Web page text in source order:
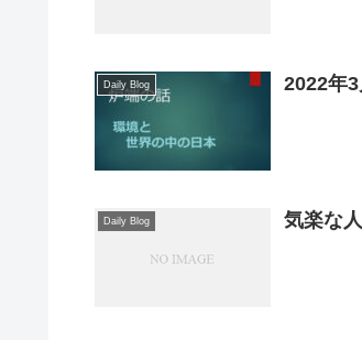
Daily Blog 2022年
Daily Blog 気楽な